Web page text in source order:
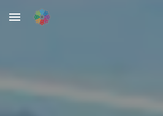
Skip to main content